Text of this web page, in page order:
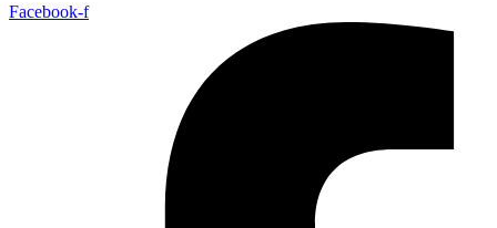
Facebook-f